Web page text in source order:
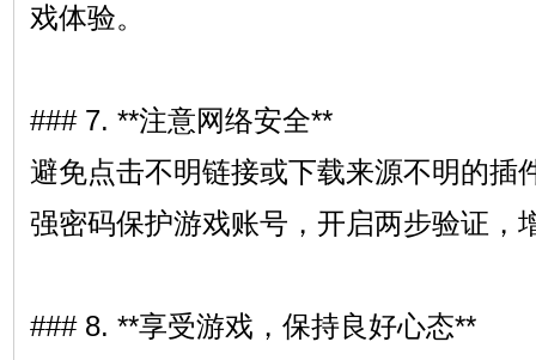
戏体验。
### 7. **注意网络安全**
避免点击不明链接或下载来源不明的插
强密码保护游戏账号，开启两步验证，
### 8. **享受游戏，保持良好心态**